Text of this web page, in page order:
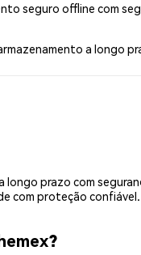
seguro offline com
a longo
prazo com
com proteção